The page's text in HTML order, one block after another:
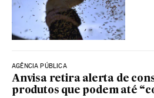
AGÊNCIA PÚBLICA
Anvisa retira alerta de
produtos que podem até